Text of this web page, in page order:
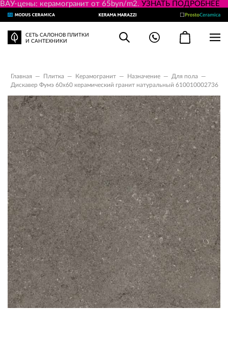
ВАУ-цены: керамогранит от 65byn/m2. УЗНАТЬ ПОДРОБНЕЕ
СЕТЬ САЛОНОВ ПЛИТКИ
И САНТЕХНИКИ
Главная — Плитка — Керамогранит — Назначение — Для пола
—
Дискавер Фумэ 60x60 керамический гранит натуральный 610010002736